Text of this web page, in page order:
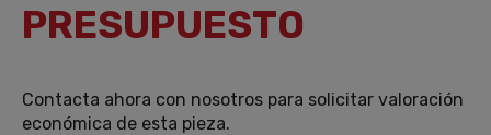
PRESUPUESTO
Contacta ahora con nosotros para solicitar valoración
económica de esta pieza.